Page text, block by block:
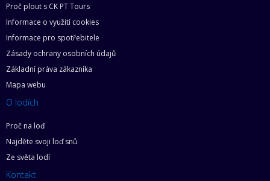
Proč plout s CK PT Tours
Informace o využití cookies
Informace pro spotřebitele
Zásady ochrany osobních údajů
Základní práva zákazníka
Mapa webu
O lodích
Proč na loď
Najděte svoji loď snů
Ze světa lodí
Kontakt